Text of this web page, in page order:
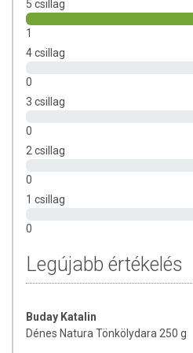
Származási hely:
Az oldalunkon lévő adatokat
hogy naprakészek legyenek.
termékfotókat, tápérték-, összetétel-,
tájékoztató jellegűek, a tényleges
csomagolásán találják meg.
5 csillag
1
4 csillag
0
3 csillag
0
2 csillag
0
1 csillag
0
Legújabb értékelés
Buday Katalin
Dénes Natura Tönkölydara 250 g